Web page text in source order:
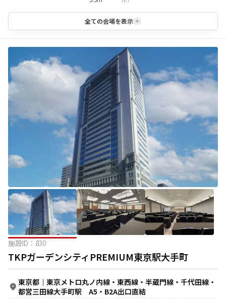
全ての会場を表示
施設ID： 830
TKPガーデンシティPREMIUM東京駅大手町
東京都 ｜ 東京メトロ丸ノ内線・東西線・半蔵門線・千代田線・
都営三田線大手町駅 A5・B2A出口直結